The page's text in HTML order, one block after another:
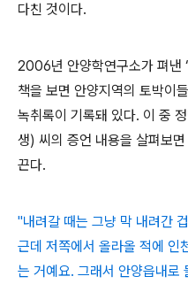
다친 것이다.
2006년 안양학연구소가 펴낸 ‘
책을 보면 안양지역의 토박이
녹취록이 기록돼 있다. 이 중
생) 씨의 증언 내용을 살펴보
끈다.
"내려갈 때는 그냥 막 내려간
근데 저쪽에서 올라올 적에 인
는 거예요. 그래서 안양읍내로